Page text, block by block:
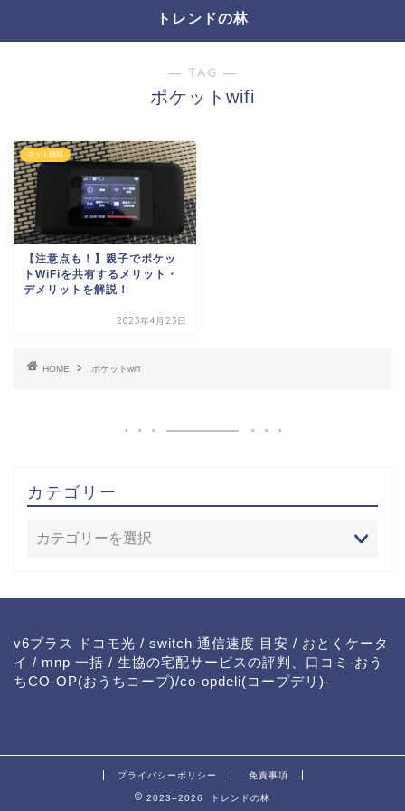
トレンドの林
― TAG ―
ポケットwifi
ネット回線
【注意点も！】親子でポケッ
トWiFiを共有するメリット・
デメリットを解説！
2023年4月23日
HOME ポケットwifi
カテゴリー
v6プラス ドコモ光 / switch 通信速度 目安 / おとくケータ
イ / mnp 一括 / 生協の宅配サービスの評判、口コミ-おう
ちCO-OP(おうちコープ)/co-opdeli(コープデリ)-
プライバシーポリシー 免責事項
2023–2026 トレンドの林